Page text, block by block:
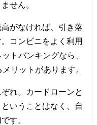
せん。
がなければ、引き落
コンビニをよく利用
トバンキングなら、
リットがあります。
れ。カードローンと
いうことはなく、自
す。